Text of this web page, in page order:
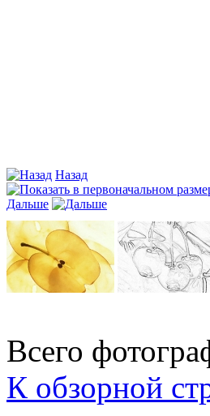
Назад
Дальше
Всего
К обзорной